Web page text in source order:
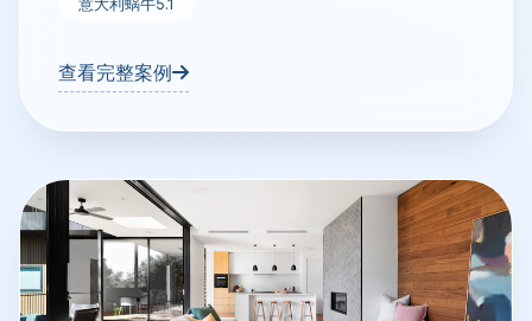
意大利蜗牛5.1
查看完整案例